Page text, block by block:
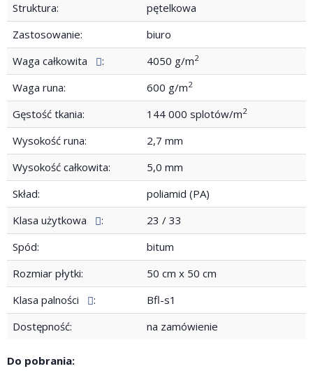
Struktura:
pętelkowa
Zastosowanie:
biuro
Waga całkowita
: 4050 g/m2
Waga runa: 600 g/m2
Gęstość tkania: 144 000 splotów/m2
Wysokość runa:
2,7 mm
Wysokość całkowita:
5,0 mm
Skład:
poliamid (PA)
Klasa użytkowa
:
23 / 33
Spód:
bitum
Rozmiar płytki:
50 cm x 50 cm
Klasa palności
:
Bfl-s1
Dostępność:
na zamówienie
Do pobrania: